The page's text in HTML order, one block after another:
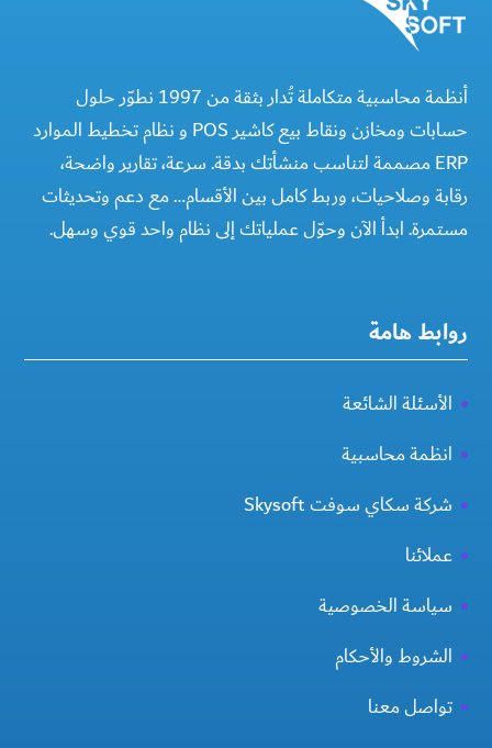
أنظمة محاسبية متكاملة تُدار بثقة من 1997 نطوّر حلول
حسابات ومخازن ونقاط بيع كاشير POS و نظام تخطيط الموارد
ERP مصممة لتناسب منشأتك بدقة. سرعة، تقارير واضحة،
رقابة وصلاحيات، وربط كامل بين الأقسام… مع دعم وتحديثات
مستمرة. ابدأ الآن وحوّل عملياتك إلى نظام واحد قوي وسهل.
روابط هامة
الأسئلة الشائعة
انظمة محاسبية
شركة سكاي سوفت Skysoft
عملائنا
سياسة الخصوصية
الشروط والأحكام
تواصل معنا